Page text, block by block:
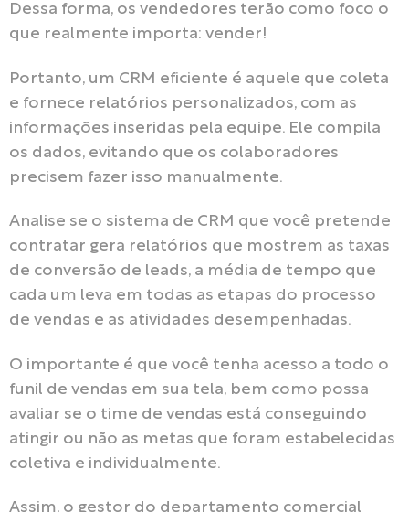
Dessa forma, os vendedores terão como foco o
que realmente importa: vender!
Portanto, um CRM eficiente é aquele que coleta
e fornece relatórios personalizados, com as
informações inseridas pela equipe. Ele compila
os dados, evitando que os colaboradores
precisem fazer isso manualmente.
Analise se o sistema de CRM que você pretende
contratar gera relatórios que mostrem as taxas
de conversão de leads, a média de tempo que
cada um leva em todas as etapas do processo
de vendas e as atividades desempenhadas.
O importante é que você tenha acesso a todo o
funil de vendas em sua tela, bem como possa
avaliar se o time de vendas está conseguindo
atingir ou não as metas que foram estabelecidas
coletiva e individualmente.
Assim, o gestor do departamento comercial